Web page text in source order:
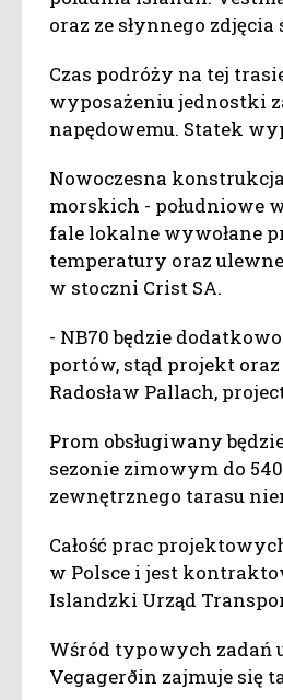
oraz ze słynnego
Czas podróży na tej
wyposażeniu jednostki
napędowemu. Statek
Nowoczesna
morskich - południowe
fale lokalne wywołane
temperatury oraz
w stoczni Crist SA.
- NB70 będzie
portów, stąd projekt
Radosław Pallach,
Prom obsługiwany
sezonie zimowym do
zewnętrznego tarasu
Całość prac
w Polsce i jest
Islandzki Urząd
Wśród typowych zadań
Vegagerðin zajmuje się